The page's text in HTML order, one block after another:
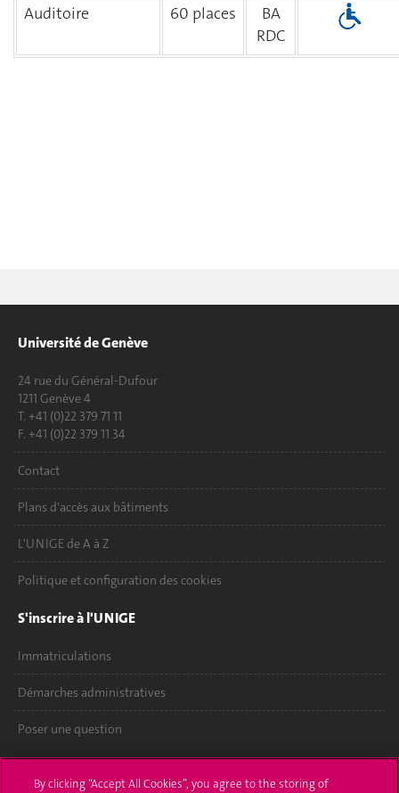
Auditoire
60 places
BA
RDC
Université de Genève
24 rue du Général-Dufour
1211 Genève 4
T. +41 (0)22 379 71 11
F. +41 (0)22 379 11 34
Contact
Plans d'accès aux bâtiments
L'UNIGE de A à Z
Politique et configuration des cookies
S'inscrire à l'UNIGE
Immatriculations
Démarches administratives
Poser une question
By clicking “Accept All Cookies”, you agree to the storing of